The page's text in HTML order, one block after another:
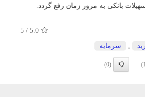
بانكی به مرور زمان رفع گردد.
5.0
/ 5
سرمایه
(0)